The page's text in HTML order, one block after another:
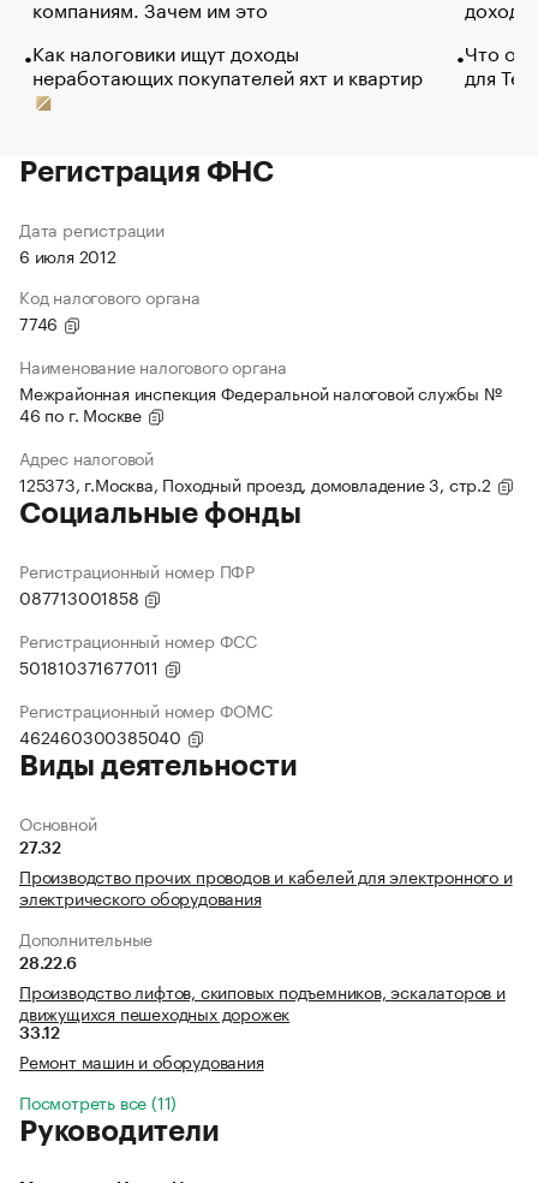
компаниям. Зачем им это
Как налоговики ищут доходы
неработающих покупателей яхт и квартир
Что
для
Регистрация ФНС
Дата регистрации
6 июля 2012
Код налогового органа
7746
Наименование налогового органа
Межрайонная инспекция Федеральной налоговой службы №
46 по г. Москве
Адрес налоговой
125373, г.Москва, Походный проезд, домовладение 3, стр.2
Социальные фонды
Регистрационный номер ПФР
087713001858
Регистрационный номер ФСС
501810371677011
Регистрационный номер ФОМС
462460300385040
Виды деятельности
Основной
27.32
Производство прочих проводов и кабелей для электронного и
электрического оборудования
Дополнительные
28.22.6
Производство лифтов, скиповых подъемников, эскалаторов и
движущихся пешеходных дорожек
33.12
Ремонт машин и оборудования
Посмотреть все (11)
Руководители